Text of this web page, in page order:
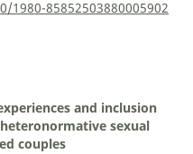
85852503880005902
and inclusion
sexual
couples